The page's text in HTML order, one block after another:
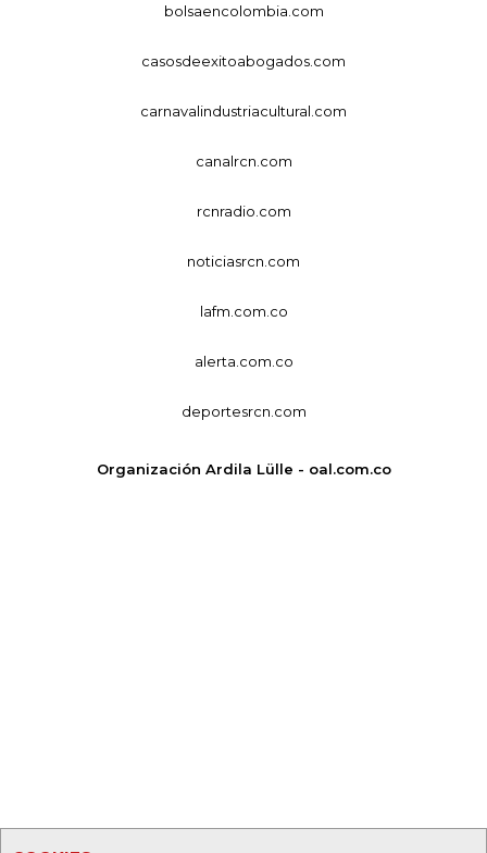
bolsaencolombia.com
casosdeexitoabogados.com
carnavalindustriacultural.com
canalrcn.com
rcnradio.com
noticiasrcn.com
lafm.com.co
alerta.com.co
deportesrcn.com
Organización Ardila Lülle - oal.com.co